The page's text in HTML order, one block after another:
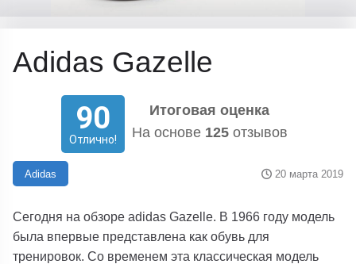
Adidas Gazelle
90
Отлично!
Итоговая оценка
На основе 125отзывов
Adidas 20 марта 2019
Сегодня на обзоре adidas Gazelle. В 1966 году модель
была впервые представлена как обувь для
тренировок. Со временем эта классическая модель